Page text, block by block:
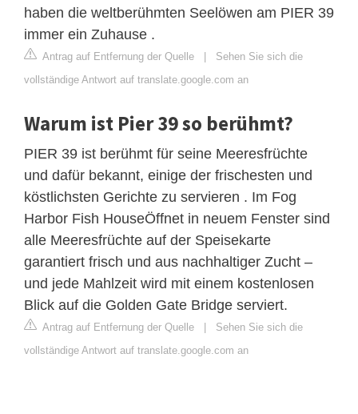
haben die weltberühmten Seelöwen am PIER 39
immer ein Zuhause .
Antrag auf Entfernung der Quelle | Sehen Sie sich die
vollständige Antwort auf translate.google.com an
Warum ist Pier 39 so berühmt?
PIER 39 ist berühmt für seine Meeresfrüchte
und dafür bekannt, einige der frischesten und
köstlichsten Gerichte zu servieren . Im Fog
Harbor Fish HouseÖffnet in neuem Fenster sind
alle Meeresfrüchte auf der Speisekarte
garantiert frisch und aus nachhaltiger Zucht –
und jede Mahlzeit wird mit einem kostenlosen
Blick auf die Golden Gate Bridge serviert.
Antrag auf Entfernung der Quelle | Sehen Sie sich die
vollständige Antwort auf translate.google.com an